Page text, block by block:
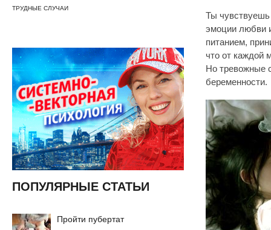
ТРУДНЫЕ СЛУЧАИ
ПОПУЛЯРНЫЕ СТАТЬИ
Пройти пубертат
Ты чувствуешь
эмоции любви
питанием,
что от каждой
Но тревожные
беременности.